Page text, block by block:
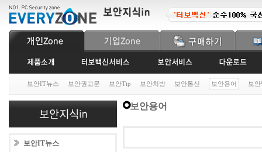
보안IT뉴스 보안권고문 보안Tip 보안처방 보안통신 보안용어 보
보안IT뉴스
보안용어